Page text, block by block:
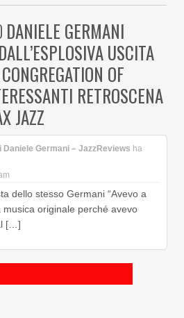
DANIELE GERMANI
USCITA
OF
RETROSCENA
JAZZ
Germani – JazzReviews ha
dello stesso Germani “Avevo a
originale perché avevo
[…]